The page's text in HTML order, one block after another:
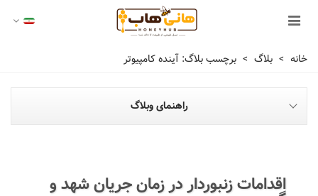
خانه > بلاگ > برچسب بلاگ: آینده کامپیوتر
راهنمای وبلاگ
اقدامات زنبوردار در زمان جریان شهد و